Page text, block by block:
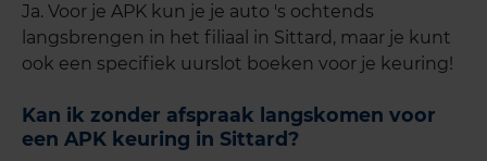
Ja. Voor je APK kun je je auto 's ochtends
langsbrengen in het filiaal in Sittard, maar je kunt
ook een specifiek uurslot boeken voor je keuring!
Kan ik zonder afspraak langskomen voor
een APK keuring in Sittard?